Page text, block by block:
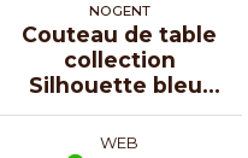
NOGENT
Couteau de table
collection
Silhouette bleu-
gris - par 4
WEB